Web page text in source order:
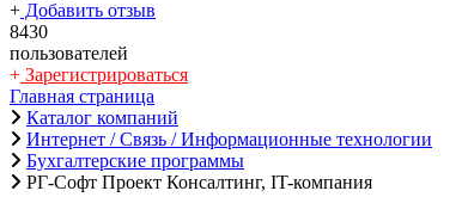
+ Добавить отзыв
8430
пользователей
+ Зарегистрироваться
Главная страница
Каталог компаний
Интернет / Связь / Информационные технологии
Бухгалтерские программы
РГ-Софт Проект Консалтинг, IT-компания